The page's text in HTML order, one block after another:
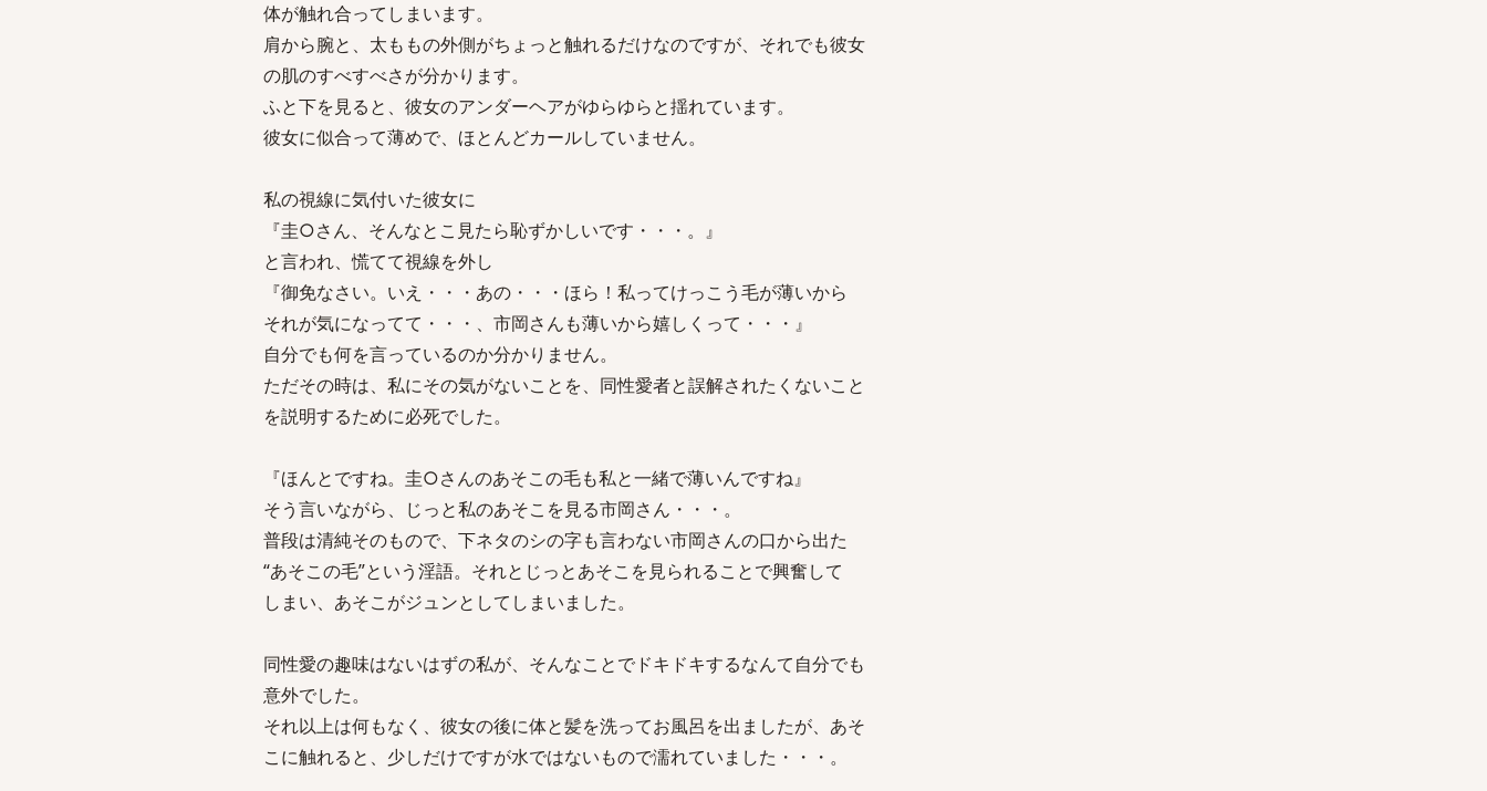
体が触れ合ってしまいます。
肩から腕と、太ももの外側がちょっと触れるだけなのですが、それでも彼女
の肌のすべすべさが分かります。
ふと下を見ると、彼女のアンダーヘアがゆらゆらと揺れています。
彼女に似合って薄めで、ほとんどカールしていません。
私の視線に気付いた彼女に
『圭○さん、そんなとこ見たら恥ずかしいです・・・。』
と言われ、慌てて視線を外し
『御免なさい。いえ・・・あの・・・ほら！私ってけっこう毛が薄いから
それが気になってて・・・、市岡さんも薄いから嬉しくって・・・』
自分でも何を言っているのか分かりません。
ただその時は、私にその気がないことを、同性愛者と誤解されたくないこと
を説明するために必死でした。
『ほんとですね。圭○さんのあそこの毛も私と一緒で薄いんですね』
そう言いながら、じっと私のあそこを見る市岡さん・・・。
普段は清純そのもので、下ネタのシの字も言わない市岡さんの口から出た
“あそこの毛”という淫語。それとじっとあそこを見られることで興奮して
しまい、あそこがジュンとしてしまいました。
同性愛の趣味はないはずの私が、そんなことでドキドキするなんて自分でも
意外でした。
それ以上は何もなく、彼女の後に体と髪を洗ってお風呂を出ましたが、あそ
こに触れると、少しだけですが水ではないもので濡れていました・・・。